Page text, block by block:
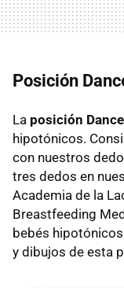
Posición
La posición
hipotónicos.
con nuestros
tres dedos en
Academia de la
Breastfeeding
bebés
y dibujos de esta